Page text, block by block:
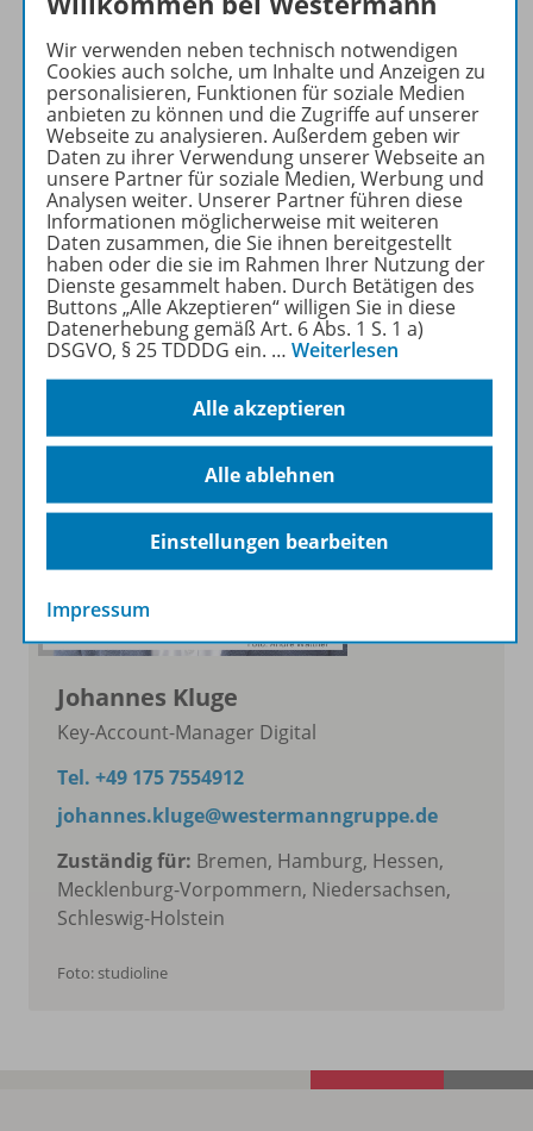
Key-Account-Manager Digital
Tel. 0172 726 02 81
thomas.roser@westermanngruppe.de
Zuständig für:
Bayern, Berlin, Brandenburg, Sachsen,
Sachsen-Anhalt, Thüringen
Foto: studioline
Johannes Kluge
Key-Account-Manager Digital
Tel. +49 175 7554912
johannes.kluge@westermanngruppe.de
Zuständig für: Bremen, Hamburg, Hessen,
Mecklenburg-Vorpommern, Niedersachsen,
Schleswig-Holstein
Foto: studioline
Wir verwenden neben technisch notwendigen
Cookies auch solche, um Inhalte und Anzeigen zu
personalisieren, Funktionen für soziale Medien
anbieten zu können und die Zugriffe auf unserer
Webseite zu analysieren. Außerdem geben wir
Daten zu ihrer Verwendung unserer Webseite an
unsere Partner für soziale Medien, Werbung und
Analysen weiter. Unserer Partner führen diese
Informationen möglicherweise mit weiteren
Daten zusammen, die Sie ihnen bereitgestellt
haben oder die sie im Rahmen Ihrer Nutzung der
Dienste gesammelt haben. Durch Betätigen des
Buttons „Alle Akzeptieren“ willigen Sie in diese
Datenerhebung gemäß Art. 6 Abs. 1 S. 1 a)
DSGVO, § 25 TDDDG ein. … Weiterlesen
Alle akzeptieren
Alle ablehnen
Einstellungen bearbeiten
Impressum